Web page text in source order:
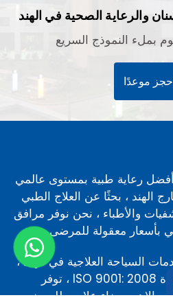
والرعاية الصحية في الهند
موعدًا
أفضل رعاية طبية بمستوى عالمي
الهند ، بحثًا عن العلاج الطبي
والأطباء ، نحن نوفر مرافق
بأسعار معقولة للمرضى.
السياحة العلاجية في الهند ،
كيورانديا هي مؤسسة معتمدة ISO 9001: 2008 ، توفر
والاهم رضاء علاجي للمرضى